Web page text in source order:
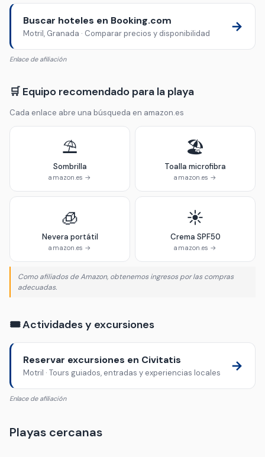
Buscar hoteles en Booking.com
Motril, Granada · Comparar precios y disponibilidad →
Enlace de afiliación
🛒 Equipo recomendado para la playa
Cada enlace abre una búsqueda en amazon.es
⛱️
Sombrilla
amazon.es →
🏖️
Toalla microfibra
amazon.es →
🧊
Nevera portátil
amazon.es →
☀️
Crema SPF50
amazon.es →
Como afiliados de Amazon, obtenemos ingresos por las compras
adecuadas.
🎟️ Actividades y excursiones
Reservar excursiones en Civitatis
Motril · Tours guiados, entradas y experiencias locales →
Enlace de afiliación
Playas cercanas